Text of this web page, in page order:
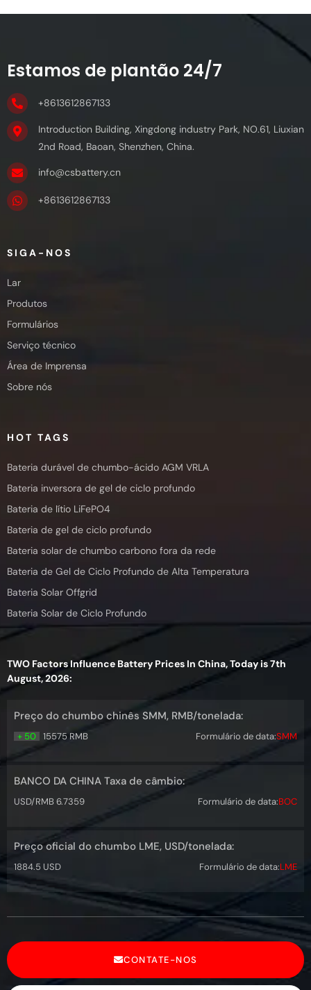
Estamos de plantão 24/7
+8613612867133
Introduction Building, Xingdong industry Park, NO.61, Liuxian
2nd Road, Baoan, Shenzhen, China.
info@csbattery.cn
+8613612867133
SIGA-NOS
Lar
Produtos
Formulários
Serviço técnico
Área de Imprensa
Sobre nós
HOT TAGS
Bateria durável de chumbo-ácido AGM VRLA
Bateria inversora de gel de ciclo profundo
Bateria de lítio LiFePO4
Bateria de gel de ciclo profundo
Bateria solar de chumbo carbono fora da rede
Bateria de Gel de Ciclo Profundo de Alta Temperatura
Bateria Solar Offgrid
Bateria Solar de Ciclo Profundo
TWO Factors Influence Battery Prices In China, Today is 7th
August, 2026:
Preço do chumbo chinês SMM, RMB/tonelada:
+ 50 15575 RMB Formulário de data:SMM
BANCO DA CHINA Taxa de câmbio:
USD/RMB 6.7359 Formulário de data:BOC
Preço oficial do chumbo LME, USD/tonelada:
1884.5 USD Formulário de data:LME
CONTATE-NOS